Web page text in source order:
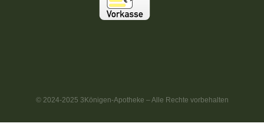
© 2024-2025 3Königen-Apotheke – Alle Rechte vorbehalten